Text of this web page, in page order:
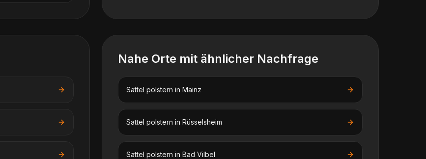
Nahe Orte mit ähnlicher Nachfrage
Sattel polstern in Mainz
Sattel polstern in Rüsselsheim
Sattel polstern in Bad Vilbel